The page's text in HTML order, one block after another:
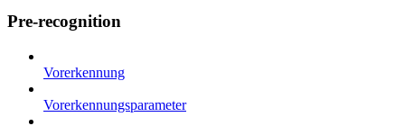
Pre-recognition
Vorerkennung
Vorerkennungsparameter